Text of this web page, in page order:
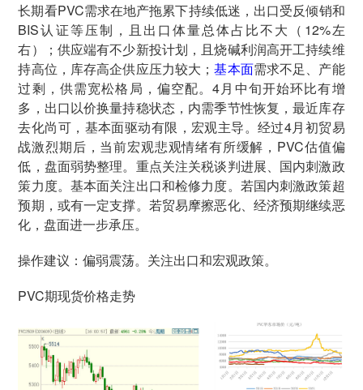
长期看PVC需求在地产拖累下持续低迷，出口受反倾销和
BIS认证等压制，且出口体量总体占比不大（12%左
右）；供应端有不少新投计划，且烧碱利润高开工持续维
持高位，库存高企供应压力较大；基本面需求不足、产能
过剩，供需宽松格局，偏空配。4月中旬开始环比有增
多，出口以价换量持稳状态，内需季节性恢复，最近库存
去化尚可，基本面驱动有限，宏观主导。经过4月初贸易
战激烈期后，当前宏观悲观情绪有所缓解，PVC估值偏
低，盘面弱势整理。重点关注关税谈判进展、国内刺激政
策力度。基本面关注出口和检修力度。若国内刺激政策超
预期，或有一定支撑。若贸易摩擦恶化、经济预期继续恶
化，盘面进一步承压。
操作建议：偏弱震荡。关注出口和宏观政策。
PVC期现货价格走势